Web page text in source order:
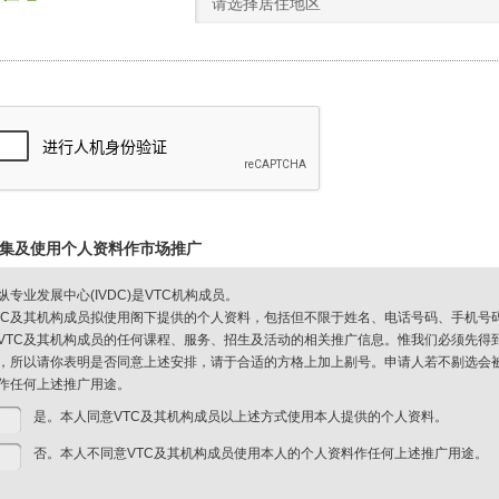
及使用个人资料作市场推广
专业发展中心(IVDC)是VTC机构成员。
及其机构成员拟使用阁下提供的个人资料，包括但不限于姓名、电话号码、手机
及其机构成员的任何课程、服务、招生及活动的相关推广信息。惟我们必须先
所以请你表明是否同意上述安排，请于合适的方格上加上剔号。申请人若不剔选
任何上述推广用途。
是。本人同意VTC及其机构成员以上述方式使用本人提供的个人资料。
否。本人不同意VTC及其机构成员使用本人的个人资料作任何上述推广用途。